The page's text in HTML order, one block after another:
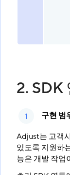
2. SDK
구현 범
Adjust는 고객
있도록 지원하
능은 개발 작업